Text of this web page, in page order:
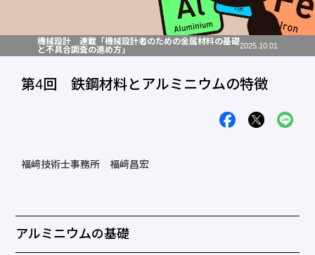
機械設計 連載「機械設計者のための金属材料の基礎
と不具合調査の進め方」
2025.10.01
第4回 鉄鋼材料とアルミニウムの特徴
福﨑技術士事務所 福﨑昌宏
アルミニウムの基礎